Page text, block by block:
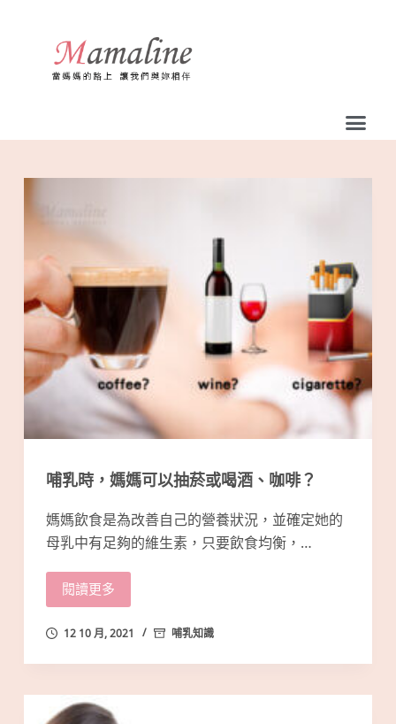
容
哺乳時，媽媽可以抽菸或喝酒、咖啡？
媽媽飲食是為改善自己的營養狀況，並確定她的
母乳中有足夠的維生素，只要飲食均衡，…
閱讀更多
12 10 月, 2021 哺乳知識